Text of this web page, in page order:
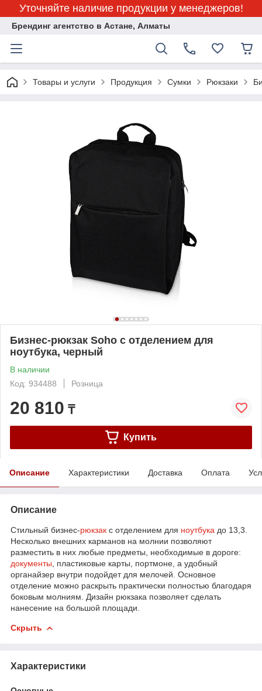
Уточняйте наличие продукции у менеджеров!
Брендинг агентство в Астане, Алматы
Товары и услуги Продукция Сумки Рюкзаки
Бизнес-рюкзак Soho с отделением для
ноутбука, черный
В наличии
Код: 934488
Розница
20 810 ₸
Купить
Описание Характеристики Доставка Оплата
Описание
Стильный бизнес-рюкзак с отделением для ноутбука до 13,3.
Несколько внешних карманов на молнии позволяют
разместить в них любые предметы, необходимые в дороге:
документы , пластиковые карты, портмоне, а удобный
органайзер внутри подойдет для мелочей. Основное
отделение можно раскрыть практически полностью благодаря
боковым молниям. Дизайн рюкзака позволяет сделать
нанесение на большой площади.
Скрыть
Характеристики